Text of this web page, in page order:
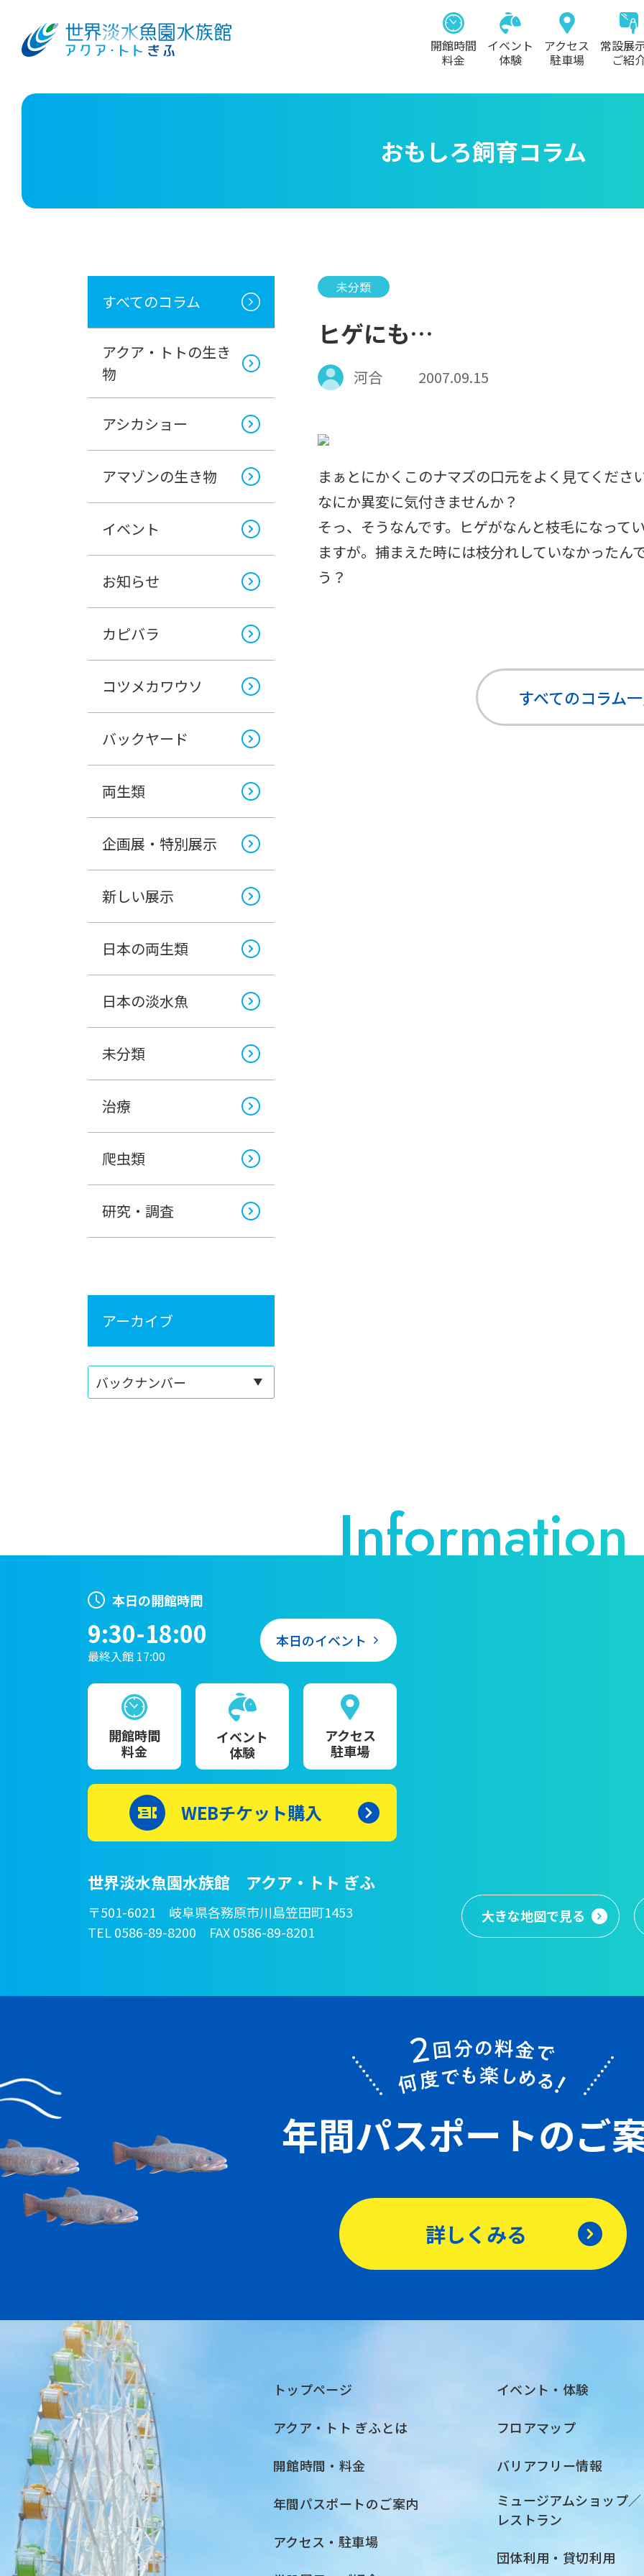
開館時間
料金
イベント
体験
アクセス
駐車場
常設展
ご紹
おもしろ飼育コラム
すべてのコラム
アクア・トトの生き
物
アシカショー
アマゾンの生き物
イベント
お知らせ
カピバラ
コツメカワウソ
バックヤード
両生類
企画展・特別展示
新しい展示
日本の両生類
日本の淡水魚
未分類
治療
爬虫類
研究・調査
アーカイブ
未分類
ヒゲにも…
河合 2007.09.15
まぁとにかくこのナマズの口元をよく見てくださ
なにか異変に気付きませんか？
そっ、そうなんです。ヒゲがなんと枝毛になって
ますが。捕まえた時には枝分れしていなかったん
う？
すべてのコラム
本日の開館時間
9:30-18:00
最終入館 17:00
本日のイベント
開館時間
料金
イベント
体験
アクセス
駐車場
WEBチケット購入
世界淡水魚園水族館 アクア・トト ぎふ
〒501-6021 岐阜県各務原市川島笠田町1453
TEL 0586-89-8200 FAX 0586-89-8201
大きな地図で見る
年間パスポートのご
詳しくみる
トップページ
アクア・トト ぎふとは
開館時間・料金
年間パスポートのご案内
アクセス・駐車場
イベント・体験
フロアマップ
バリアフリー情報
ミュージアムショップ／
レストラン
団体利用・貸切利用